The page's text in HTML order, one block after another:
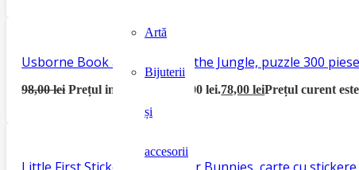
Artă
Bijuterii
și
accesorii
Usborne Book and Jigsaw In the Jungle, puzzle 300
98,00lei Prețul inițial a fost: 98,00 lei.78,00leiPrețul curent